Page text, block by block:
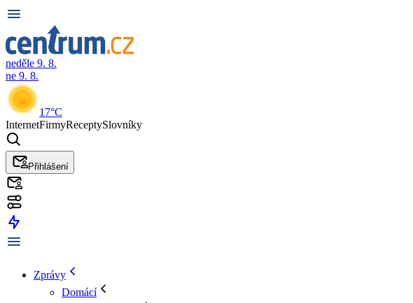
neděle 9. 8.
ne 9. 8.
17°C
InternetFirmyReceptySlovníky
Přihlášení
Zprávy
Domácí